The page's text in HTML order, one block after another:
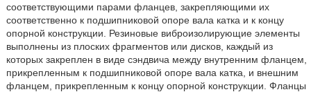
соответствующими парами фланцев, закрепляющими их
соответственно к подшипниковой опоре вала катка и к концу
опорной конструкции. Резиновые виброизолирующие элементы
выполнены из плоских фрагментов или дисков, каждый из
которых закреплен в виде сэндвича между внутренним фланцем,
прикрепленным к подшипниковой опоре вала катка, и внешним
фланцем, прикрепленным к концу опорной конструкции. Фланцы